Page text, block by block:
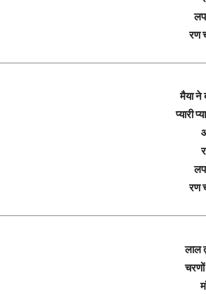
रण
मैया ने
प्यारी
रण
लाल